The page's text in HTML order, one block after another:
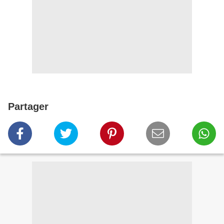
Partager